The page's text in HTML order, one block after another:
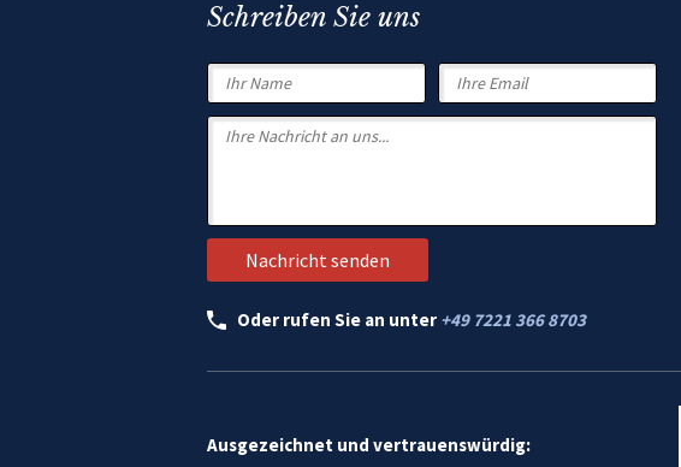
Schreiben Sie uns
Oder rufen Sie an unter +49 7221 366 8703
Ausgezeichnet und vertrauenswürdig: